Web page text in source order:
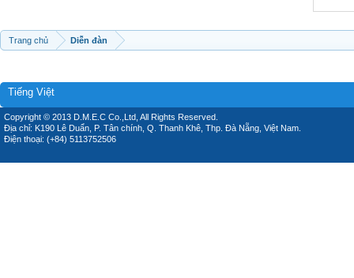
Trang chủ Diễn đàn
Tiếng Việt
Copyright © 2013 D.M.E.C Co.,Ltd, All Rights Reserved.
Địa chỉ: K190 Lê Duẩn, P. Tân chính, Q. Thanh Khê, Thp. Đà Nẵng, Việt Nam.
Điện thoại: (+84) 5113752506